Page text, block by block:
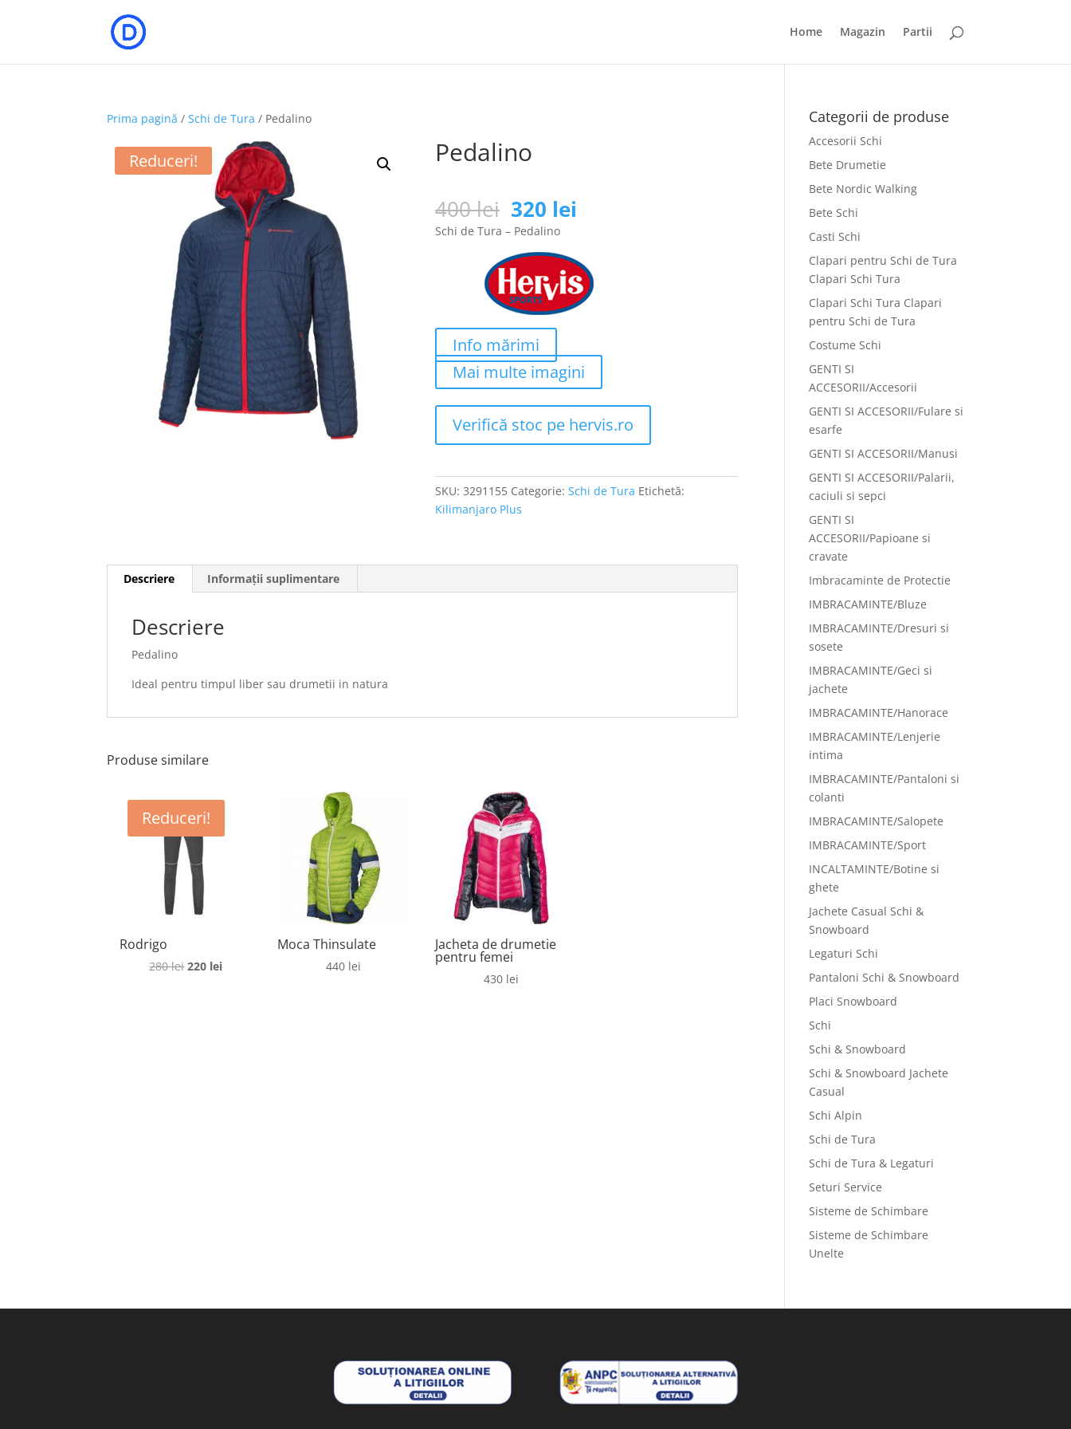
Home Magazin Partii
Prima pagină /Schi de Tura / Pedalino
Reduceri! Pedalino
400lei Prețul
inițial
a
fost:
400 lei.
320 lei
320 lei.
Schi de Tura – Pedalino
Info mărimi
Mai multe imagini
Verifică stoc pe hervis.ro
SKU:3291155 Categorie:Schi de Tura Etichetă:
Kilimanjaro Plus
Descriere Informații suplimentare
Descriere
Pedalino
Ideal pentru timpul liber sau drumetii in natura
Produse similare
Reduceri!
Rodrigo
280leiPrețul
220 leiPrețul
Moca Thinsulate
440 lei
Jacheta de drumetie
pentru femei
430 lei
Categorii de produse
Accesorii Schi
Bete Drumetie
Bete Nordic Walking
Bete Schi
Casti Schi
Clapari pentru Schi de Tura
Clapari Schi Tura
Clapari Schi Tura Clapari
pentru Schi de Tura
Costume Schi
GENTI SI
ACCESORII/Accesorii
GENTI SI ACCESORII/Fulare si
esarfe
GENTI SI ACCESORII/Manusi
GENTI SI ACCESORII/Palarii,
caciuli si sepci
GENTI SI
ACCESORII/Papioane si
cravate
Imbracaminte de Protectie
IMBRACAMINTE/Bluze
IMBRACAMINTE/Dresuri si
sosete
IMBRACAMINTE/Geci si
jachete
IMBRACAMINTE/Hanorace
IMBRACAMINTE/Lenjerie
intima
IMBRACAMINTE/Pantaloni si
colanti
IMBRACAMINTE/Salopete
IMBRACAMINTE/Sport
INCALTAMINTE/Botine si
ghete
Jachete Casual Schi &
Snowboard
Legaturi Schi
Pantaloni Schi & Snowboard
Placi Snowboard
Schi
Schi & Snowboard
Schi & Snowboard Jachete
Casual
Schi Alpin
Schi de Tura
Schi de Tura & Legaturi
Seturi Service
Sisteme de Schimbare
Sisteme de Schimbare
Unelte